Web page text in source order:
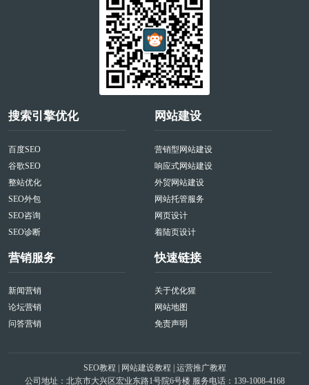
搜索引擎优化
百度SEO
谷歌SEO
整站优化
SEO外包
SEO咨询
SEO诊断
网站建设
营销型网站建设
响应式网站建设
外贸网站建设
网站托管服务
网页设计
着陆页设计
营销服务
新闻营销
论坛营销
问答营销
快速链接
关于优化猩
网站地图
免责声明
SEO教程 | 网站建设教程 | 运营推广教程
公司地址：北京市大兴区宏业东路1号院6号楼 服务电话：139-1008-4168